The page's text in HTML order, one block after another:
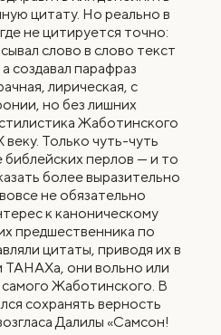
цитату. Но реально в
не цитируется точно:
слово в слово текст
создавал парафраз
лирическая, с
но без лишних
Жаботинского
Только чуть-чуть
библейских перлов — и то
более выразительно
не обязательно
к каноническому
предшественника по
цитаты, приводя их в
ТАНАХа, они вольно или
Жаботинского. В
сохранять верность
Далилы «Самсон!